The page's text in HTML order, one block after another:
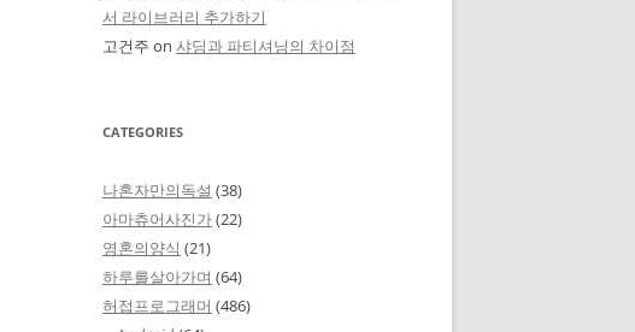
서 라이브러리 추가하기
고건주 on 샤딩과 파티셔닝의 차이점
CATEGORIES
나혼자만의독설 (38)
아마츄어사진가(22)
영혼의양식 (21)
하루를살아가며 (64)
허접프로그래머 (486)